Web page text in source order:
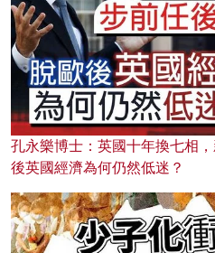
孔永樂博士：英國十年換七相
後英國經濟為何仍然低迷？